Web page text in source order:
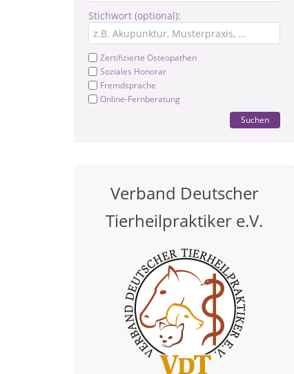
Stichwort (optional):
Zertifizierte Osteopathen
Soziales Honorar
Fremdsprache
Online-Fernberatung
Suchen
Verband Deutscher
Tierheilpraktiker e.V.